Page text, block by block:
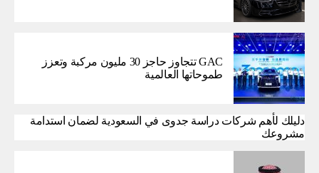
GAC تتجاوز حاجز 30 مليون مركبة وتعزز
طموحاتها العالمية
دليلك لأهم شركات دراسة جدوى في السعودية لضمان استدامة
مشروعك